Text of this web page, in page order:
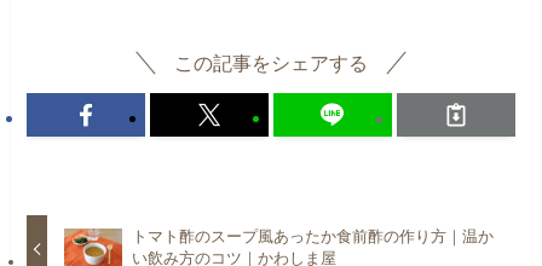
この記事をシェアする
トマト酢のスープ風あったか食前酢の作り方｜温か
い飲み方のコツ｜かわしま屋